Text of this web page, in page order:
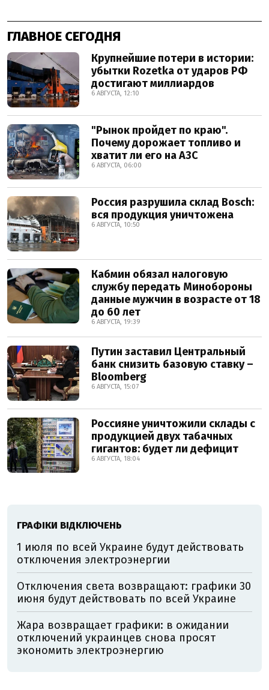
ГЛАВНОЕ СЕГОДНЯ
Крупнейшие потери в истории:
убытки Rozetka от ударов РФ
достигают миллиардов
6 АВГУСТА, 12:10
"Рынок пройдет по краю".
Почему дорожает топливо и
хватит ли его на АЗС
6 АВГУСТА, 06:00
Россия разрушила склад Bosch:
вся продукция уничтожена
6 АВГУСТА, 10:50
Кабмин обязал налоговую
службу передать Минобороны
данные мужчин в возрасте от 18
до 60 лет
6 АВГУСТА, 19:39
Путин заставил Центральный
банк снизить базовую ставку –
Bloomberg
6 АВГУСТА, 15:07
Россияне уничтожили склады с
продукцией двух табачных
гигантов: будет ли дефицит
6 АВГУСТА, 18:04
ГРАФІКИ ВІДКЛЮЧЕНЬ
1 июля по всей Украине будут действовать
отключения электроэнергии
Отключения света возвращают: графики 30
июня будут действовать по всей Украине
Жара возвращает графики: в ожидании
отключений украинцев снова просят
экономить электроэнергию